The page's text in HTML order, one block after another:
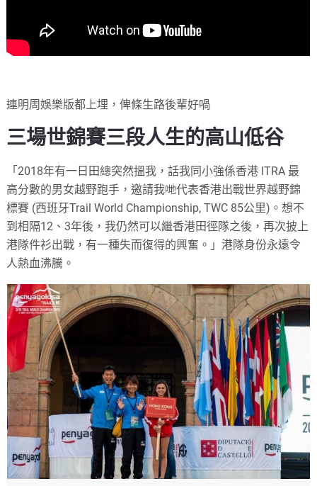
連明周娛樂版都上埋，俾條生路後輩好喎
三場世錦賽三段人生的高山低谷
「2018年有一日田總突然搵我，話我同小強係香港 ITRA 最
高分數的男女越野跑手，邀請我哋代表香港出戰世界越野錦
標賽 (西班牙Trail World Championship, TWC 85公里)。想不
到相隔12、3年後，我仍然可以繼香港田徑隊之後，再次披上
港隊件衫出戰，有一種失而復得的興奮。」港隊身份永遠令
人熱血沸騰。